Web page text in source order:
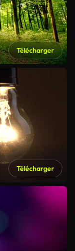
Télécharger
Télécharger